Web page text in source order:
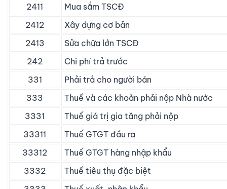
2411
Mua sắm TSCĐ
2412
Xây dựng cơ bản
2413
Sửa chữa lớn TSCĐ
242
Chi phí trả trước
331
Phải trả cho người bán
333
Thuế và các khoản phải nộp Nhà nước
3331
Thuế giá trị gia tăng phải nộp
33311
Thuế GTGT đầu ra
33312
Thuế GTGT hàng nhập khẩu
3332
Thuế tiêu thụ đặc biệt